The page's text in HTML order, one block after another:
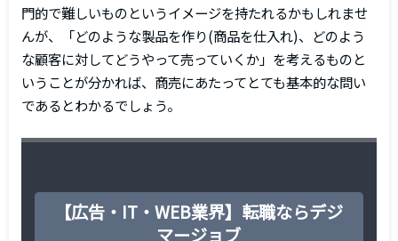
門的で難しいものというイメージを持たれるかもしれませ
んが、「どのような製品を作り(商品を仕入れ)、どのよう
な顧客に対してどうやって売っていくか」を考えるものと
いうことが分かれば、商売にあたってとても基本的な問い
であるとわかるでしょう。
【広告・IT・WEB業界】転職ならデジ
マージョブ